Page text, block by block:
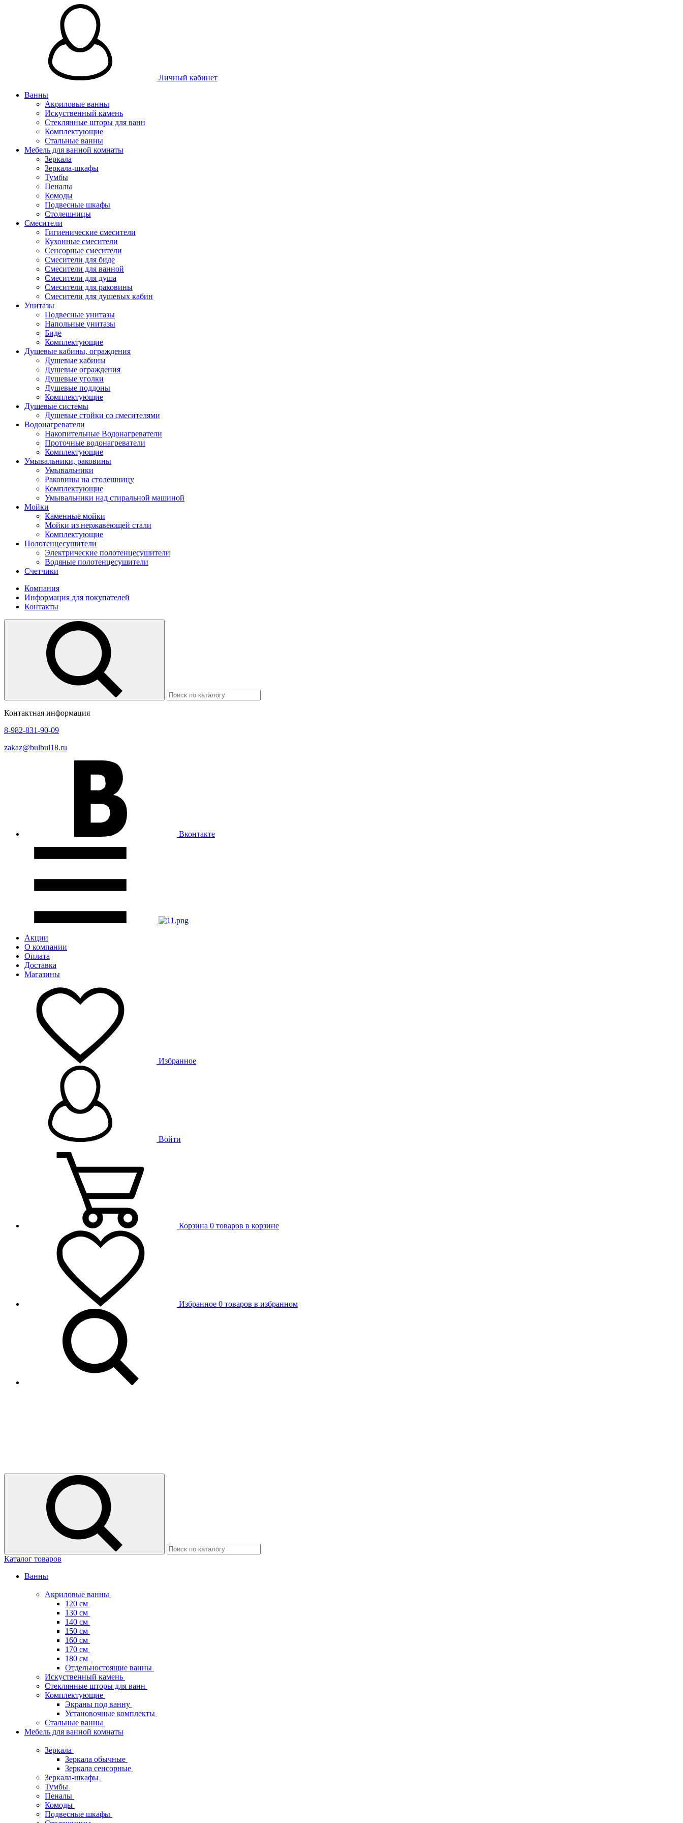
Личный кабинет
Ванны
Акриловые ванны
Искуственный камень
Стеклянные шторы для ванн
Комплектующие
Стальные ванны
Мебель для ванной комнаты
Зеркала
Зеркала-шкафы
Тумбы
Пеналы
Комоды
Подвесные шкафы
Столешницы
Смесители
Гигиенические смесители
Кухонные смесители
Сенсорные смесители
Смесители для биде
Смесители для ванной
Смесители для душа
Смесители для раковины
Смесители для душевых кабин
Унитазы
Подвесные унитазы
Напольные унитазы
Биде
Комплектующие
Душевые кабины, ограждения
Душевые кабины
Душевые ограждения
Душевые уголки
Душевые поддоны
Комплектующие
Душевые системы
Душевые стойки со смесителями
Водонагреватели
Накопительные Водонагреватели
Проточные водонагреватели
Комплектующие
Умывальники, раковины
Умывальники
Раковины на столешницу
Комплектующие
Умывальники над стиральной машиной
Мойки
Каменные мойки
Мойки из нержавеющей стали
Комплектующие
Полотенцесушители
Электрические полотенцесушители
Водяные полотенцесушители
Счетчики
Компания
Информация для покупателей
Контакты
Контактная информация
8-982-831-90-09
zakaz@bulbul18.ru
Вконтакте
Акции
О компании
Оплата
Доставка
Магазины
Избранное
Войти
Корзина 0 товаров в корзине
Избранное 0 товаров в избранном
Каталог товаров
Ванны
Акриловые ванны
120 см
130 см
140 см
150 см
160 см
170 см
180 см
Отдельностоящие ванны
Искуственный камень
Стеклянные шторы для ванн
Комплектующие
Экраны под ванну
Установочные комплекты
Стальные ванны
Мебель для ванной комнаты
Зеркала
Зеркала обычные
Зеркала сенсорные
Зеркала-шкафы
Тумбы
Пеналы
Комоды
Подвесные шкафы